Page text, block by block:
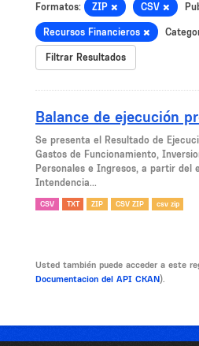
Formatos: ZIP CSV
Recursos Financieros
Filtrar Resultados
Balance de ejecución
Se presenta el Resultado de
Gastos de Funcionamiento,
Personales e Ingresos, a partir del
Intendencia...
CSV TXT ZIP CSV ZIP csv zip
Usted también puede acceder a este
Documentacion del API CKAN).